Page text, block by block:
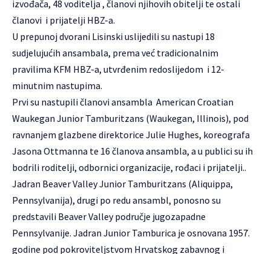
izvođača, 48 voditelja , članovi njihovih obitelji te ostali
članovi i prijatelji HBZ-a.
U prepunoj dvorani Lisinski uslijedili su nastupi 18
sudjelujućih ansambala, prema već tradicionalnim
pravilima KFM HBZ-a, utvrđenim redoslijedom i 12-
minutnim nastupima.
Prvi su nastupili članovi ansambla American Croatian
Waukegan Junior Tamburitzans (Waukegan, Illinois), pod
ravnanjem glazbene direktorice Julie Hughes, koreografa
Jasona Ottmanna te 16 članova ansambla, a u publici su ih
bodrili roditelji, odbornici organizacije, rođaci i prijatelji..
Jadran Beaver Valley Junior Tamburitzans (Aliquippa,
Pennsylvanija), drugi po redu ansambl, ponosno su
predstavili Beaver Valley područje jugozapadne
Pennsylvanije. Jadran Junior Tamburica je osnovana 1957.
godine pod pokroviteljstvom Hrvatskog zabavnog i